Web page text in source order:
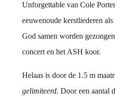
Unforgettable van Cole
eeuwenoude kerstliederen
God samen worden
concert en het ASH koor.
Helaas is door de 1.5 m
gelimiteerd. Door een aantal